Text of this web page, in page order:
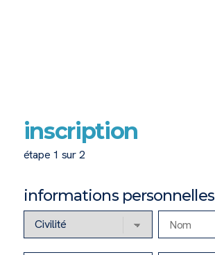
inscription
étape 1 sur 2
informations personnelles